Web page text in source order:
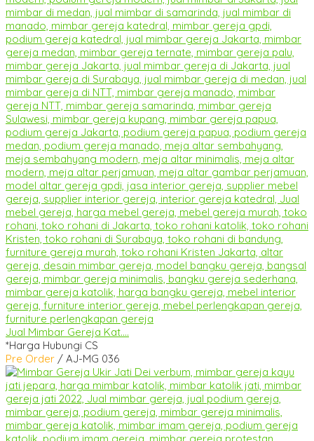
Jual Mimbar Gereja Kat....
*Harga Hubungi CS
Pre Order / AJ-MG 036